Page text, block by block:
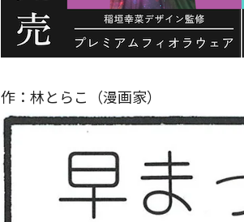
作：林とらこ（漫画家）